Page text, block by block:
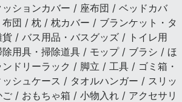
ションカバー / 座布団 / ベッドカバ
団 / 枕 / 枕カバー / ブランケット・タ
/ バス用品・バスグッズ / トイレ用
用具・掃除道具 / モップ / ブラシ / ほ
ドリーラック / 脚立 / 工具 / ゴミ箱・
シュケース / タオルハンガー / スリッ
/ おもちゃ箱 / 小物入れ / アクセサリ